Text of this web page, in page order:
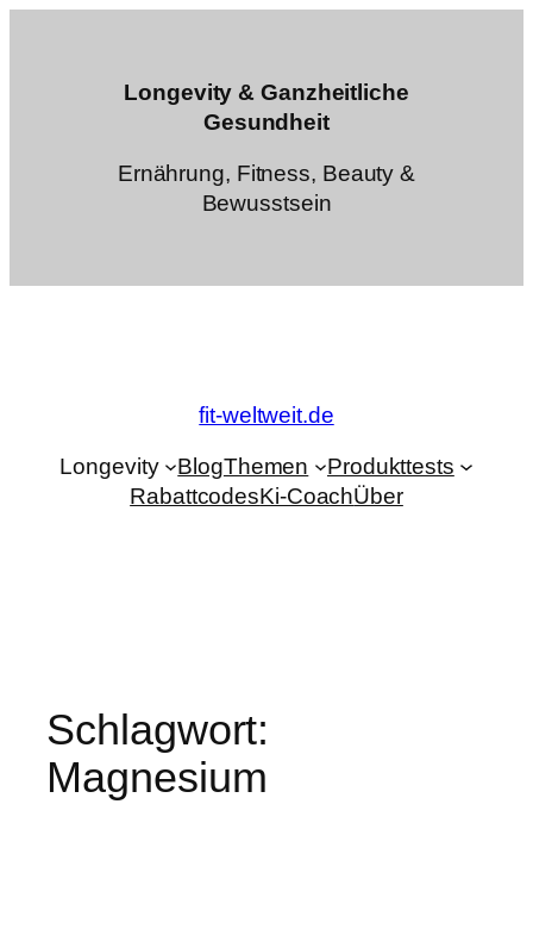
Longevity & Ganzheitliche
Gesundheit
Ernährung, Fitness, Beauty &
Bewusstsein
fit-weltweit.de
Longevity BlogThemen
Produkttests
RabattcodesKi-CoachÜber
Schlagwort:
Magnesium